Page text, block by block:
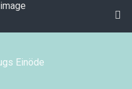
Einöde